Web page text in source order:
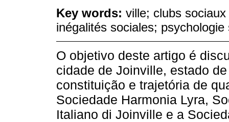
Key words: ville; clubs
inégalités sociales; psychologie
O objetivo deste artigo é
cidade de Joinville, estado
constituição e trajetória de
Sociedade Harmonia Lyra,
Italiano di Joinville e a